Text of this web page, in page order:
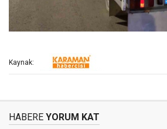
Kaynak:
HABERE YORUM KAT